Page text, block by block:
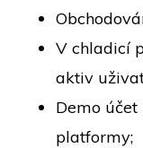
V chladicí
aktiv
Demo
platformy;